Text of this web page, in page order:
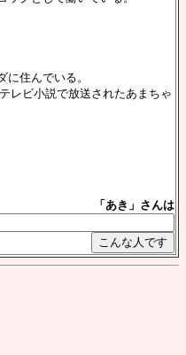
住んでいる。
レビ小説で放送されたあまちゃ
「あき」さんは